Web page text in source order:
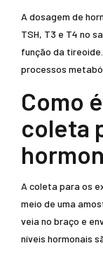
A dosagem de
TSH, T3 e T4 no
função da
processos
Como
coleta
A coleta para os
meio de uma
veia no braço e
níveis hormonais